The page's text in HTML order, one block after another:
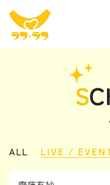
S
ALL LIVE /